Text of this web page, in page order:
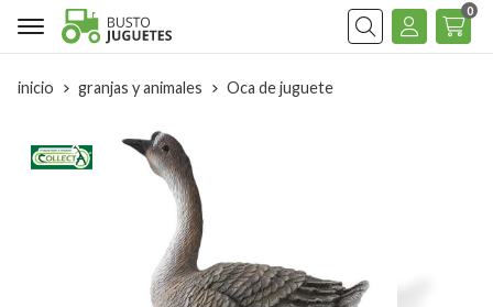
Buscar
0
inicio granjas y animales Oca de juguete